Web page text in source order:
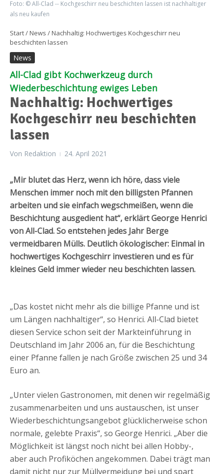
Foto: © All-Clad -- Kochgeschirr neu beschichten lassen ist nachhaltiger
als neu kaufen
Start/News /Nachhaltig: Hochwertiges Kochgeschirr neu
beschichten lassen
News
All-Clad gibt Kochwerkzeug durch
Wiederbeschichtung ewiges Leben
Nachhaltig: Hochwertiges
Kochgeschirr neu beschichten
lassen
Von Redaktion 24. April 2021
„Mir blutet das Herz, wenn ich höre, dass viele
Menschen immer noch mit den billigsten Pfannen
arbeiten und sie einfach wegschmeißen, wenn die
Beschichtung ausgedient hat“, erklärt George Henrici
von All-Clad. So entstehen jedes Jahr Berge
vermeidbaren Mülls. Deutlich ökologischer: Einmal in
hochwertiges Kochgeschirr investieren und es für
kleines Geld immer wieder neu beschichten lassen.
„Das kostet nicht mehr als die billige Pfanne und ist
um Längen nachhaltiger“, so Henrici. All-Clad bietet
diesen Service schon seit der Markteinführung in
Deutschland im Jahr 2006 an, für die Beschichtung
einer Pfanne fallen je nach Größe zwischen 25 und 34
Euro an.
„Unter vielen Gastronomen, mit denen wir regelmäßig
zusammenarbeiten und uns austauschen, ist unser
Wiederbeschichtungsangebot glücklicherweise schon
normale, gelebte Praxis“, so George Henrici. „Aber die
Möglichkeit ist längst noch nicht bei allen Hobby-,
aber auch Profiköchen angekommen. Dabei trägt man
damit nicht nur zur Müllvermeidung bei und spart